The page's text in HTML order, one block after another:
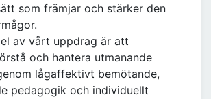
som främjar och stärker den
av vårt uppdrag är att
och hantera utmanande
lågaffektivt bemötande,
pedagogik och individuellt